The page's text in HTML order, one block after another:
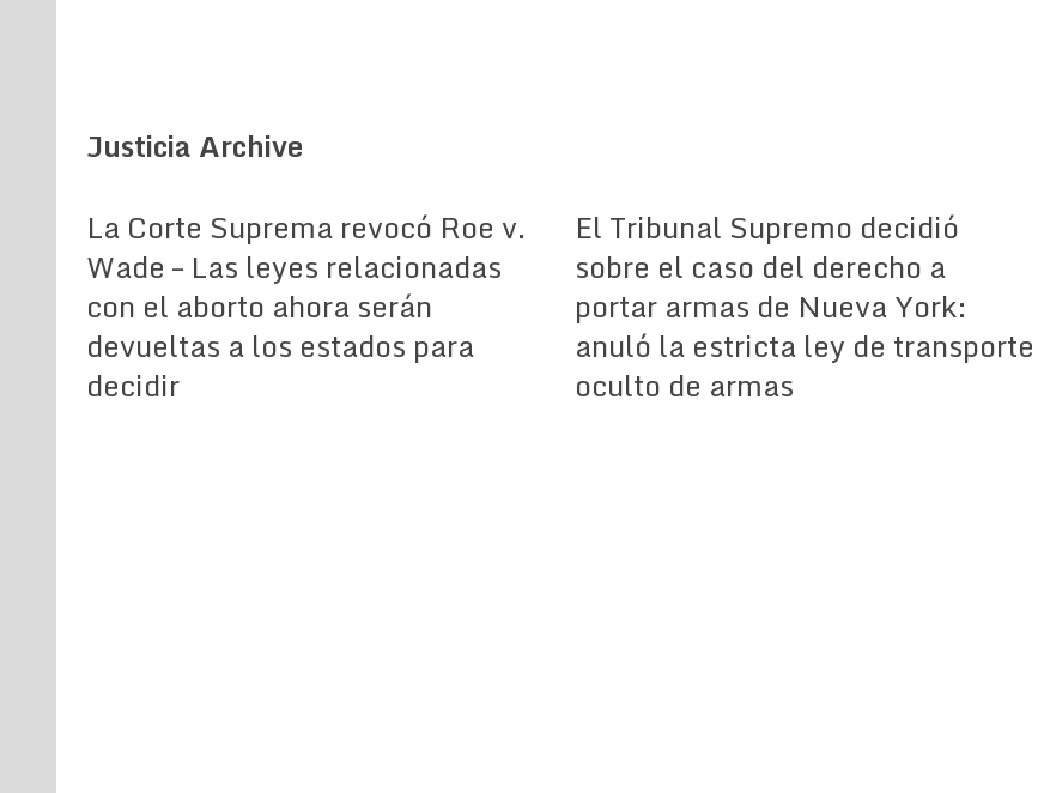
Justicia Archive
La Corte Suprema revocó Roe v.
Wade – Las leyes relacionadas
con el aborto ahora serán
devueltas a los estados para
decidir
El Tribunal Supremo decidió
sobre el caso del derecho a
portar armas de Nueva York:
anuló la estricta ley de transporte
oculto de armas